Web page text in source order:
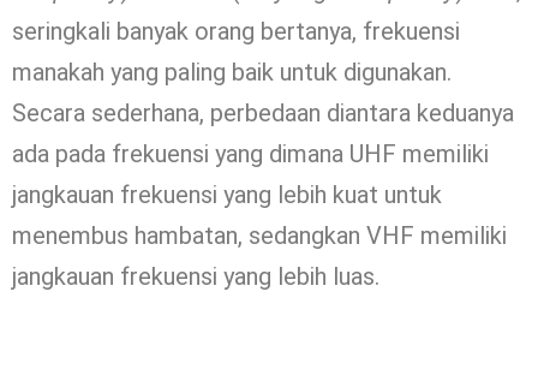
seringkali banyak orang bertanya, frekuensi
manakah yang paling baik untuk digunakan.
Secara sederhana, perbedaan diantara keduanya
ada pada frekuensi yang dimana UHF memiliki
jangkauan frekuensi yang lebih kuat untuk
menembus hambatan, sedangkan VHF memiliki
jangkauan frekuensi yang lebih luas.